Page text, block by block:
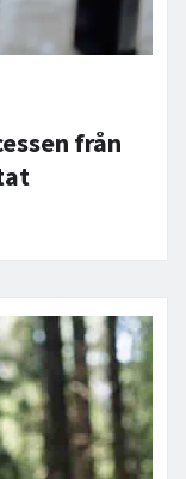
från